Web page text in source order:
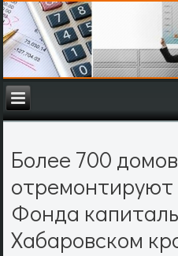
Более 700 домов
отремонтируют
Фонда
Хабаровском